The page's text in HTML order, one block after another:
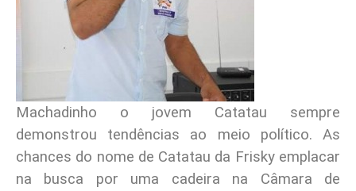
Machadinho o jovem Catatau sempre
demonstrou tendências ao meio político. As
chances do nome de Catatau da Frisky emplacar
na busca por uma cadeira na Câmara de